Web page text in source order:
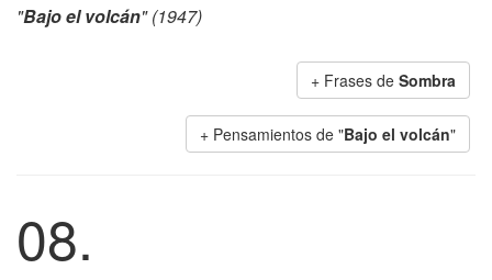
"Bajo el volcán" (1947)
+ Frases de Sombra
+ Pensamientos de "Bajo el volcán"
08.